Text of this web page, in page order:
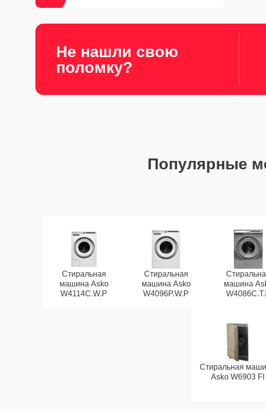
Не нашли свою
поломку?
Популярные
Стиральная
машина Asko
W4114C.W.P
Стиральная
машина Asko
W4096P.W.P
машина
Стиральная
Asko W6903 FI